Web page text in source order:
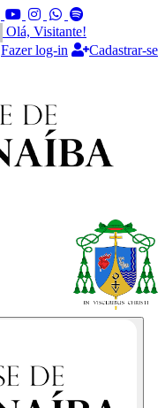
Olá, Visitante!
Fazer log-in
Cadastrar-se